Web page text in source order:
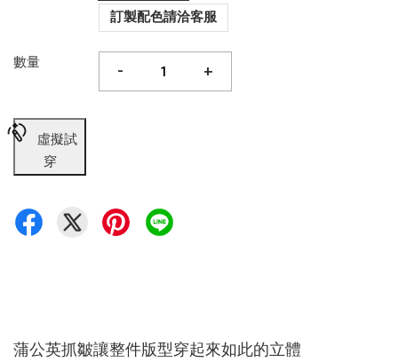
訂製配色請洽客服
數量 - +
虛擬試
穿
蒲公英抓皺讓整件版型穿起來如此的立體